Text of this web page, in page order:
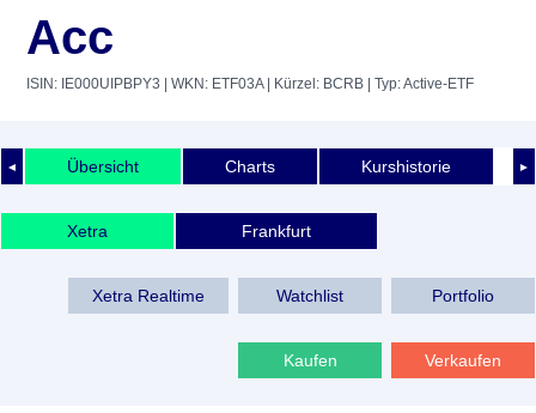
Acc
ISIN: IE000UIPBPY3 | WKN: ETF03A| Kürzel: BCRB | Typ: Active-ETF
◄ ►
Übersicht Charts Kurshistorie
Xetra Frankfurt
Xetra Realtime Watchlist Portfolio
Kaufen Verkaufen